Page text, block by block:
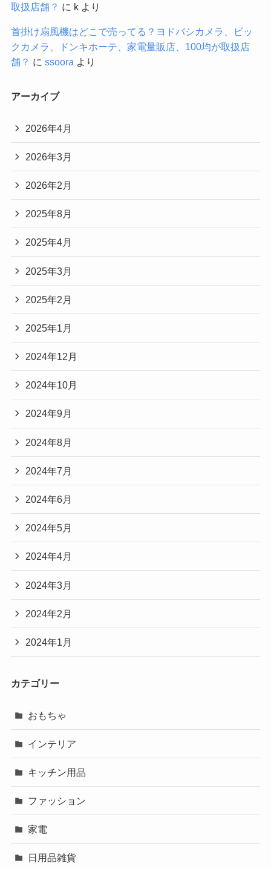
取扱店舗？ に kより
首掛け扇風機はどこで売ってる？ヨドバシカメラ、ビッ
クカメラ、ドンキホーテ、家電量販店、100均が取扱店
舗？ に ssoora より
アーカイブ
2026年4月
2026年3月
2026年2月
2025年8月
2025年4月
2025年3月
2025年2月
2025年1月
2024年12月
2024年10月
2024年9月
2024年8月
2024年7月
2024年6月
2024年5月
2024年4月
2024年3月
2024年2月
2024年1月
カテゴリー
おもちゃ
インテリア
キッチン用品
ファッション
家電
日用品雑貨